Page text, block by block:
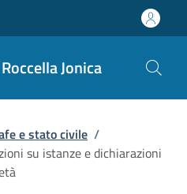
Jonica
e stato civile /
su istanze e dichiarazioni